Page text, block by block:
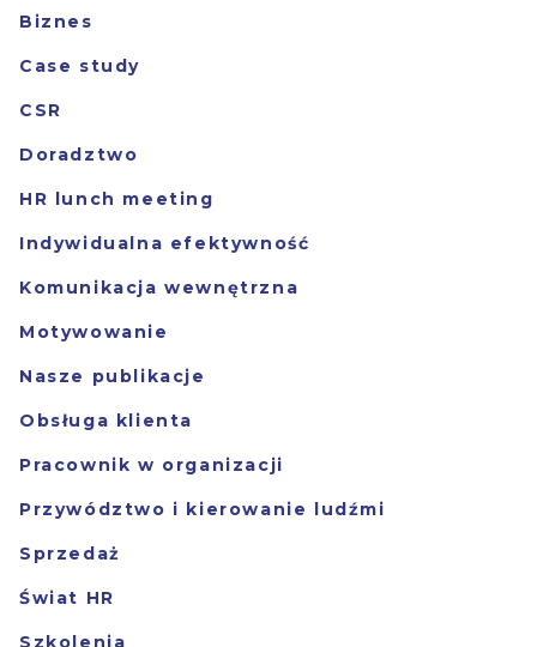
Biznes
Case study
CSR
Doradztwo
HR lunch meeting
Indywidualna efektywność
Komunikacja wewnętrzna
Motywowanie
Nasze publikacje
Obsługa klienta
Pracownik w organizacji
Przywództwo i kierowanie ludźmi
Sprzedaż
Świat HR
Szkolenia